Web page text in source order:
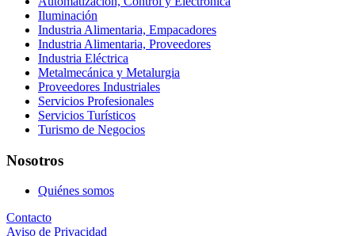
Iluminación
Industria Alimentaria, Empacadores
Industria Alimentaria, Proveedores
Industria Eléctrica
Metalmecánica y Metalurgia
Proveedores Industriales
Servicios Profesionales
Servicios Turísticos
Turismo de Negocios
Nosotros
Quiénes somos
Contacto
Aviso de Privacidad